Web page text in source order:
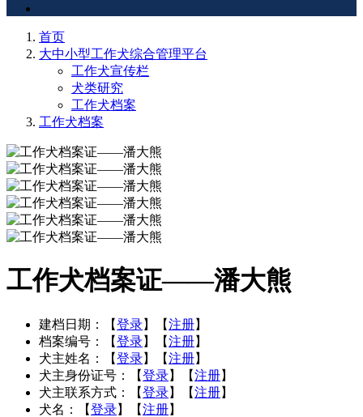
首页
大中小型工作犬综合管理平台
工作犬宣传栏
犬类研究
工作犬档案
工作犬档案
工作犬档案证——潘大熊
建档日期： 【登录】【注册】
档案编号：
【登录】【注册】
犬主姓名：
【登录】【注册】
犬主身份证号：
【登录】【注册】
犬主联系方式：
【登录】【注册】
犬名：
【登录】【注册】